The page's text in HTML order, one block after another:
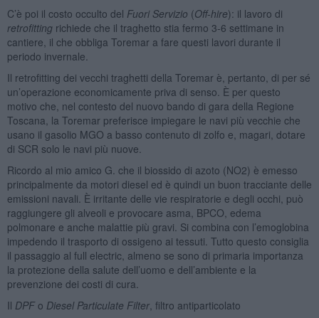
C’è poi il costo occulto del Fuori Servizio (Off-hire): il lavoro di
retrofittingrichiede che il traghetto stia fermo 3-6 settimane in
cantiere, il che obbliga Toremar a fare questi lavori durante il
periodo invernale.
Il retrofitting dei vecchi traghetti della Toremar è, pertanto, di per sé
un’operazione economicamente priva di senso. È per questo
motivo che, nel contesto del nuovo bando di gara della Regione
Toscana, la Toremar preferisce impiegare le navi più vecchie che
usano il gasolio MGO a basso contenuto di zolfo e, magari, dotare
di SCR solo le navi più nuove.
Ricordo al mio amico G. che il biossido di azoto (NO2) è emesso
principalmente da motori diesel ed è quindi un buon tracciante delle
emissioni navali. È irritante delle vie respiratorie e degli occhi, può
raggiungere gli alveoli e provocare asma, BPCO, edema
polmonare e anche malattie più gravi. Si combina con l’emoglobina
impedendo il trasporto di ossigeno ai tessuti. Tutto questo consiglia
il passaggio al full electric, almeno se sono di primaria importanza
la protezione della salute dell’uomo e dell’ambiente e la
prevenzione dei costi di cura.
Il DPFo Diesel Particulate Filter, filtro antiparticolato